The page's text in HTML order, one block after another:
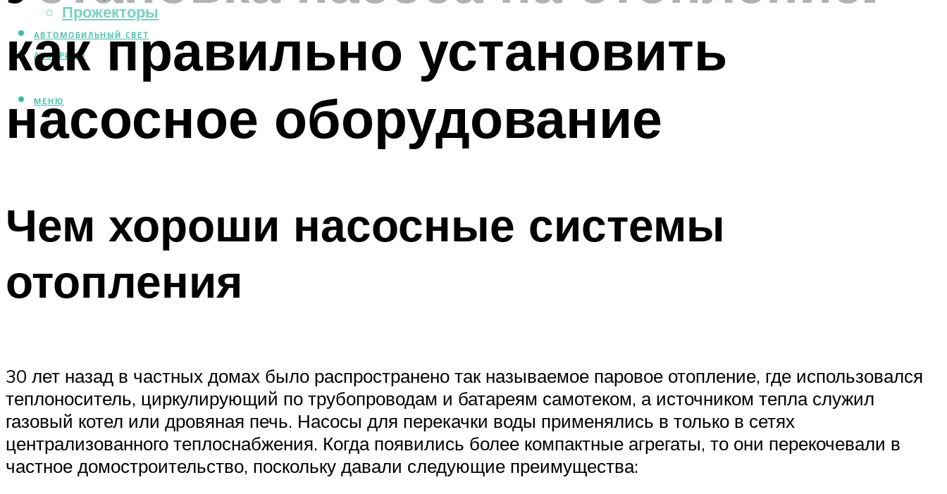
Прожекторы
АВТОМОБИЛЬНЫЙ СВЕТ
АКВАРИУМ
МЕНЮ
как правильно установить
насосное оборудование
Чем хороши насосные системы
отопления
30 лет назад в частных домах было распространено так называемое паровое отопление, где использовался
теплоноситель, циркулирующий по трубопроводам и батареям самотеком, а источником тепла служил
газовый котел или дровяная печь. Насосы для перекачки воды применялись в только в сетях
централизованного теплоснабжения. Когда появились более компактные агрегаты, то они перекочевали в
частное домостроительство, поскольку давали следующие преимущества: